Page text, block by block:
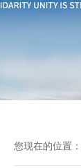
您现在的位置：